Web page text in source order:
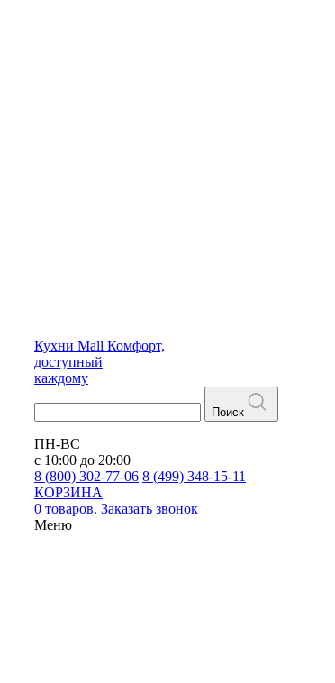
Кухни Mall Комфорт,
доступный
каждому
Поиск
ПН-ВС
с 10:00 до 20:00
8 (800) 302-77-06 8 (499) 348-15-11
КОРЗИНА
0 товаров. Заказать звонок
Меню